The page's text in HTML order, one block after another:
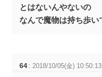
とはないんやないの
なんで魔物は持ち歩い
64 : 2018/10/05(金)